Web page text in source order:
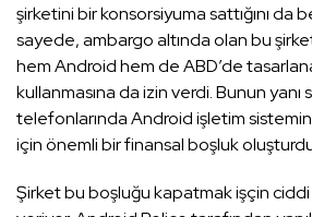
şirketini bir konsorsiyuma sattığını da
sayede, ambargo altında olan bu
hem Android hem de ABD’de
kullanmasına da izin verdi. Bunun yanı
telefonlarında Android işletim
için önemli bir finansal boşluk
Şirket bu boşluğu kapatmak işçin